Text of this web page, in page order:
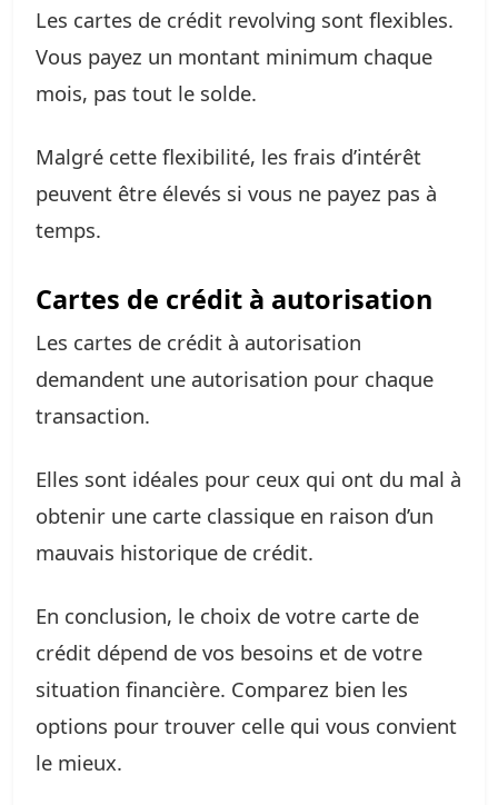
Les cartes de crédit revolving sont flexibles.
Vous payez un montant minimum chaque
mois, pas tout le solde.
Malgré cette flexibilité, les frais d’intérêt
peuvent être élevés si vous ne payez pas à
temps.
Cartes de crédit à autorisation
Les cartes de crédit à autorisation
demandent une autorisation pour chaque
transaction.
Elles sont idéales pour ceux qui ont du mal à
obtenir une carte classique en raison d’un
mauvais historique de crédit.
En conclusion, le choix de votre carte de
crédit dépend de vos besoins et de votre
situation financière. Comparez bien les
options pour trouver celle qui vous convient
le mieux.